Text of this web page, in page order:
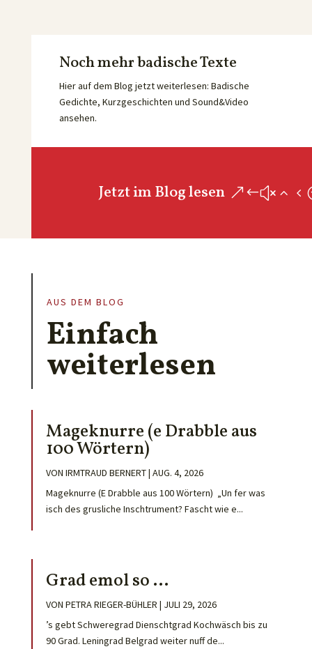
Noch mehr badische Texte
Hier auf dem Blog jetzt weiterlesen: Badische
Gedichte, Kurzgeschichten und Sound&Video
ansehen.
Jetzt im Blog lesen
AUS DEM BLOG
Einfach
weiterlesen
Mageknurre (e Drabble aus
100 Wörtern)
VON IRMTRAUD BERNERT| AUG. 4, 2026
Mageknurre (E Drabble aus 100 Wörtern) „Un fer was
isch des grusliche Inschtrument? Fascht wie e...
Grad emol so …
VON PETRA RIEGER-BÜHLER | JULI 29, 2026
’s gebt Schweregrad Dienschtgrad Kochwäsch bis zu
90 Grad. Leningrad Belgrad weiter nuff de...